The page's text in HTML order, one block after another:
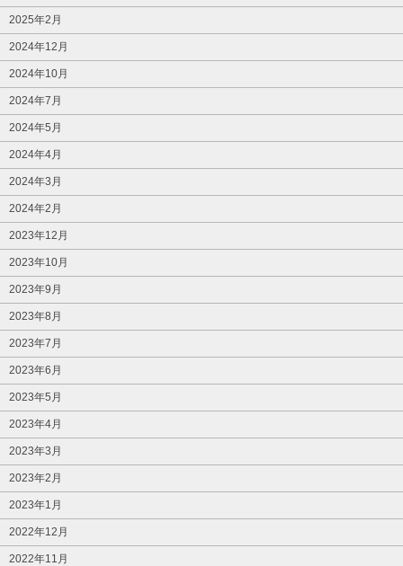
2025年2月
2024年12月
2024年10月
2024年7月
2024年5月
2024年4月
2024年3月
2024年2月
2023年12月
2023年10月
2023年9月
2023年8月
2023年7月
2023年6月
2023年5月
2023年4月
2023年3月
2023年2月
2023年1月
2022年12月
2022年11月